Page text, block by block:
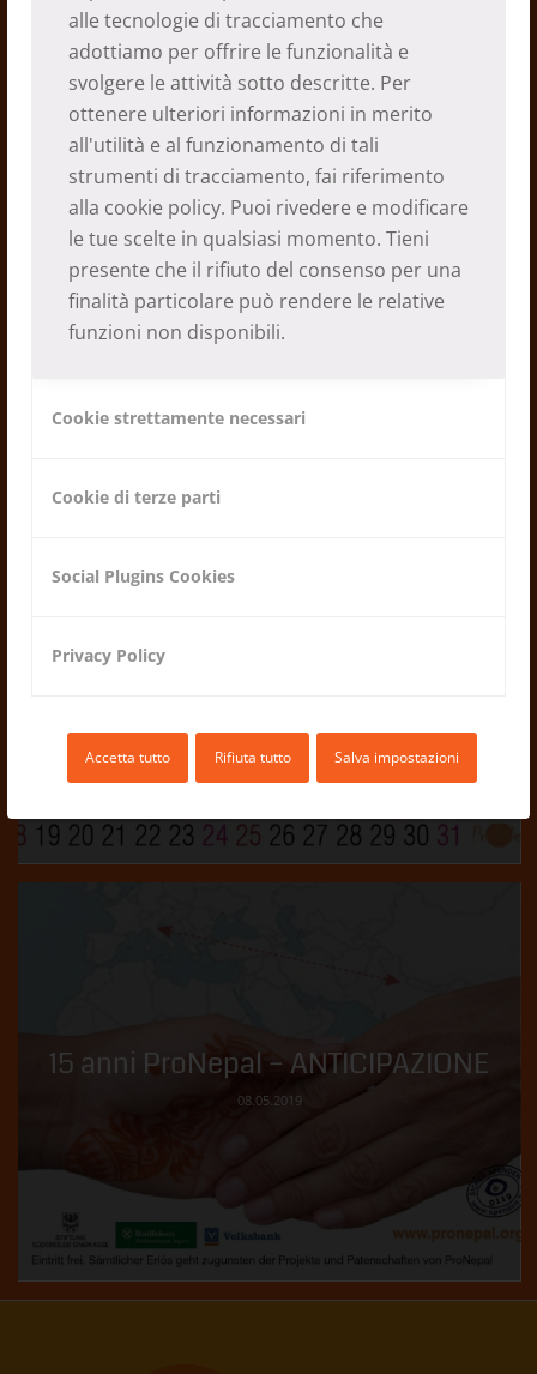
alle tecnologie di tracciamento che
adottiamo per offrire le funzionalità e
svolgere le attività sotto descritte. Per
ottenere ulteriori informazioni in merito
all'utilità e al funzionamento di tali
strumenti di tracciamento, fai riferimento
alla cookie policy. Puoi rivedere e modificare
le tue scelte in qualsiasi momento. Tieni
presente che il rifiuto del consenso per una
finalità particolare può rendere le relative
funzioni non disponibili.
Cookie strettamente necessari
Cookie di terze parti
Social Plugins Cookies
Privacy Policy
Accetta tutto Rifiuta tutto Salva impostazioni
Calendario 2021
09.12.2020
CALENDARIO 2020
15 anni ProNepal – ANTICIPAZIONE
08.05.2019